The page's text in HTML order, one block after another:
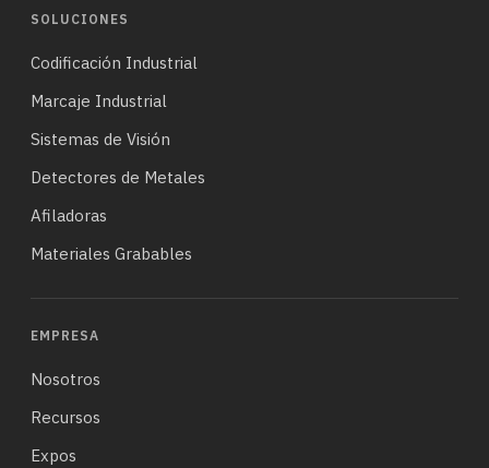
SOLUCIONES
Codificación Industrial
Marcaje Industrial
Sistemas de Visión
Detectores de Metales
Afiladoras
Materiales Grabables
EMPRESA
Nosotros
Recursos
Expos